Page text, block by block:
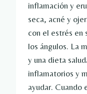
inflamación y
seca, acné y
con el estrés en
los ángulos. La
y una dieta
inflamatorios y
ayudar. Cuando